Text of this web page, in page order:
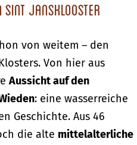
Sint Jansklooster
von weitem – den
Von hier aus
Aussicht auf den
: eine wasserreiche
Geschichte. Aus 46
die alte mittelalterliche